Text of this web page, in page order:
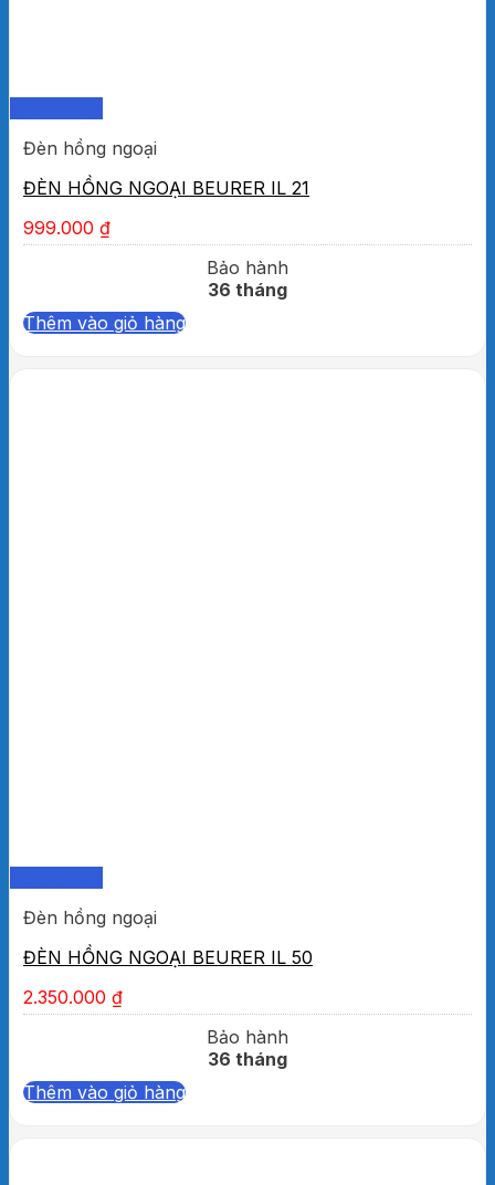
Đèn hồng ngoại
ĐÈN HỒNG NGOẠI BEURER IL 21
999.000 ₫
Bảo hành
36 tháng
Thêm vào giỏ hàng
Đèn hồng ngoại
ĐÈN HỒNG NGOẠI BEURER IL 50
2.350.000 ₫
Bảo hành
36 tháng
Thêm vào giỏ hàng